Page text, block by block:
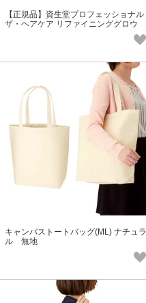
【正規品】資生堂プロフェッショナル
ザ・ヘアケア リファイニンググロウ
キャンバストートバッグ(ML) ナチュラ
ル 無地